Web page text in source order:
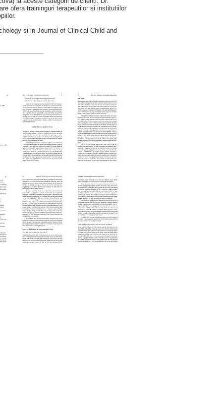
ofera traininguri terapeutilor si institutiilor
si in Journal of Clinical Child and